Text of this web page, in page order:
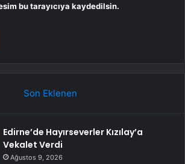
bu tarayıcıya kaydedilsin.
Son Eklenen
Edirne’de Hayırseverler Kızılay’a
Vekalet Verdi
Ağustos 9, 2026